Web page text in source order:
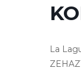
La